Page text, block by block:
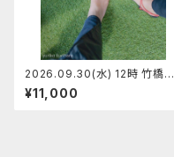
2026.09.30(水) 12時 竹橋皇
居前 マンサンダルワークショッ
プ 【定員5】りゅうさん
¥11,000